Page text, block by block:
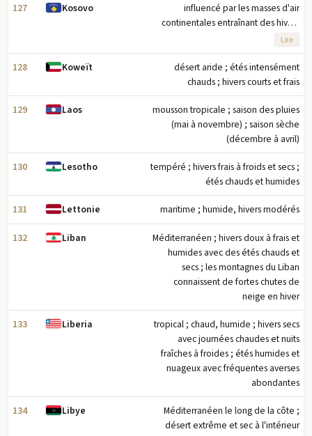
127 Kosovo
influencé par les masses d'air
continentales entraînant des hivers
relativement froids avec de fortes
chutes de neige et des étés et
automnes chauds et secs ; les
influences méditerranéennes et
alpines créent des variations
régionales ; précipitations maximales
entre octobre et décembre
Lire
128 Koweït
désert aride ; étés intensément
chauds ; hivers courts et frais
129 Laos
mousson tropicale ; saison des pluies
(mai à novembre) ; saison sèche
(décembre à avril)
130 Lesotho
tempéré ; hivers frais à froids et secs ;
étés chauds et humides
131 Lettonie maritime ; humide, hivers modérés
132 Liban
Méditerranéen ; hivers doux à frais et
humides avec des étés chauds et
secs ; les montagnes du Liban
connaissent de fortes chutes de
neige en hiver
133 Liberia
tropical ; chaud, humide ; hivers secs
avec journées chaudes et nuits
fraîches à froides ; étés humides et
nuageux avec fréquentes averses
abondantes
134 Libye
Méditerranéen le long de la côte ;
désert extrême et sec à l'intérieur